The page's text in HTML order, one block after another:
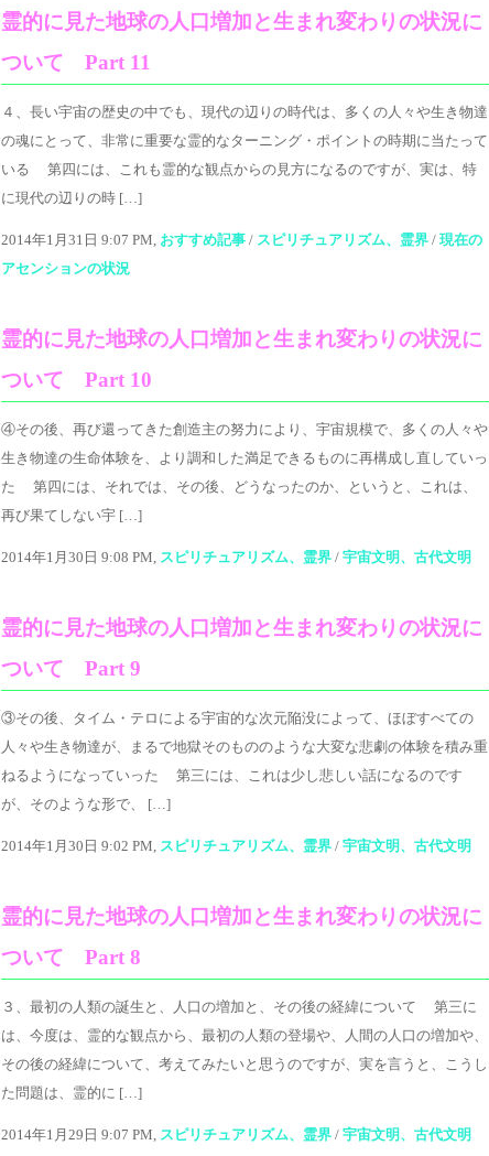
霊的に見た地球の人口増加と生まれ変わりの状況に
ついて Part 11
４、長い宇宙の歴史の中でも、現代の辺りの時代は、多くの人々や生き物達
の魂にとって、非常に重要な霊的なターニング・ポイントの時期に当たって
いる 第四には、これも霊的な観点からの見方になるのですが、実は、特
に現代の辺りの時 […]
2014年1月31日 9:07 PM, おすすめ記事 / スピリチュアリズム、霊界 / 現在の
アセンションの状況
霊的に見た地球の人口増加と生まれ変わりの状況に
ついて Part 10
④その後、再び還ってきた創造主の努力により、宇宙規模で、多くの人々や
生き物達の生命体験を、より調和した満足できるものに再構成し直していっ
た 第四には、それでは、その後、どうなったのか、というと、これは、
再び果てしない宇 […]
2014年1月30日 9:08 PM, スピリチュアリズム、霊界 / 宇宙文明、古代文明
霊的に見た地球の人口増加と生まれ変わりの状況に
ついて Part 9
③その後、タイム・テロによる宇宙的な次元陥没によって、ほぼすべての
人々や生き物達が、まるで地獄そのもののような大変な悲劇の体験を積み重
ねるようになっていった 第三には、これは少し悲しい話になるのです
が、そのような形で、 […]
2014年1月30日 9:02 PM, スピリチュアリズム、霊界 / 宇宙文明、古代文明
霊的に見た地球の人口増加と生まれ変わりの状況に
ついて Part 8
３、最初の人類の誕生と、人口の増加と、その後の経緯について 第三に
は、今度は、霊的な観点から、最初の人類の登場や、人間の人口の増加や、
その後の経緯について、考えてみたいと思うのですが、実を言うと、こうし
た問題は、霊的に […]
2014年1月29日 9:07 PM, スピリチュアリズム、霊界 / 宇宙文明、古代文明